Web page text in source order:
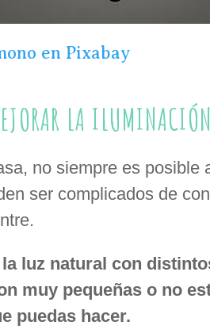
en Pixabay
LA
no siempre es posible
ser complicados de
luz natural con
muy pequeñas o no
puedas hacer.